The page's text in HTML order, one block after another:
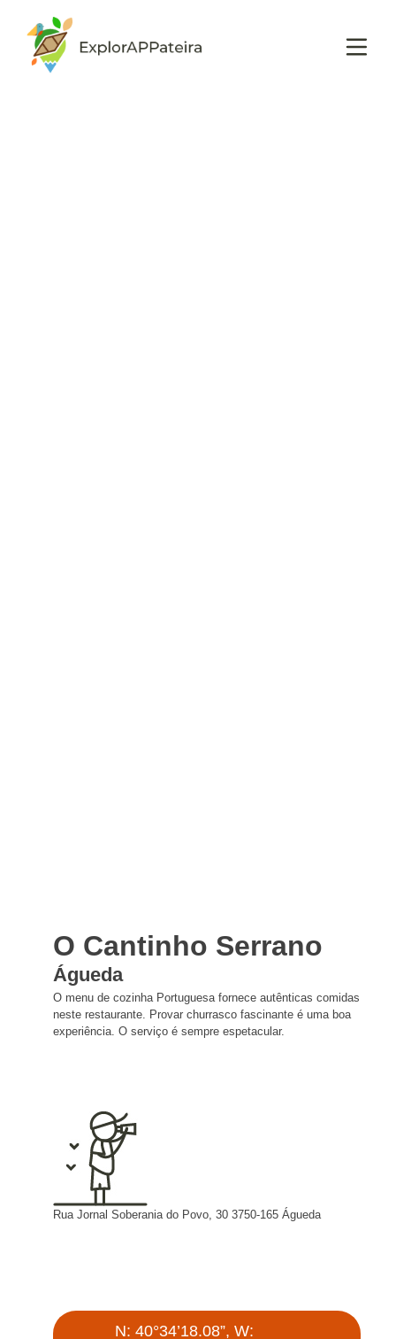
O Cantinho Serrano
Águeda
O menu de cozinha Portuguesa fornece autênticas comidas
neste restaurante. Provar churrasco fascinante é uma boa
experiência. O serviço é sempre espetacular.
Rua Jornal Soberania do Povo, 30 3750-165 Águeda
N: 40°34’18.08”, W: